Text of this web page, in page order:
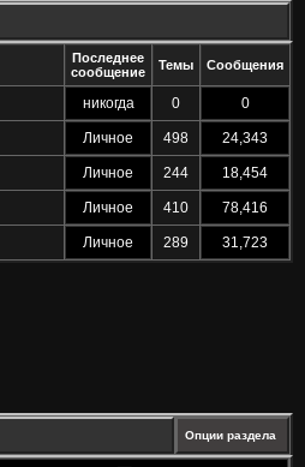
Последнее
сообщение
Темы Сообщения
никогда 0 0
Личное 498 24,343
Личное 244 18,454
Личное 410 78,416
Личное 289 31,723
Опции раздела